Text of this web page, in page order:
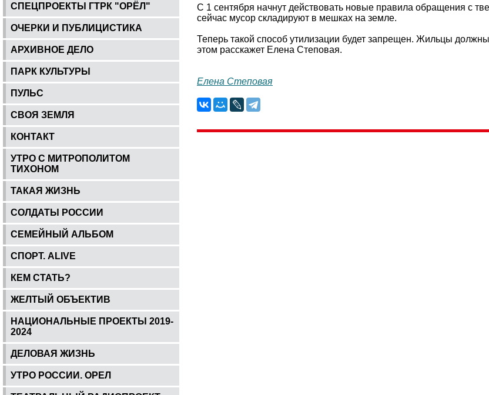
СПЕЦПРОЕКТЫ ГТРК "ОРЁЛ"
ОЧЕРКИ И ПУБЛИЦИСТИКА
АРХИВНОЕ ДЕЛО
ПАРК КУЛЬТУРЫ
ПУЛЬС
СВОЯ ЗЕМЛЯ
КОНТАКТ
УТРО С МИТРОПОЛИТОМ
ТИХОНОМ
ТАКАЯ ЖИЗНЬ
СОЛДАТЫ РОССИИ
СЕМЕЙНЫЙ АЛЬБОМ
СПОРТ. ALIVE
КЕМ СТАТЬ?
ЖЕЛТЫЙ ОБЪЕКТИВ
НАЦИОНАЛЬНЫЕ ПРОЕКТЫ 2019-
2024
ДЕЛОВАЯ ЖИЗНЬ
УТРО РОССИИ. ОРЕЛ
С 1 сентября начнут действовать новые правила обращения с
сейчас мусор складируют в мешках на земле.
Теперь такой способ утилизации будет запрещен. Жильцы
этом расскажет Елена Степовая.
Елена Степовая